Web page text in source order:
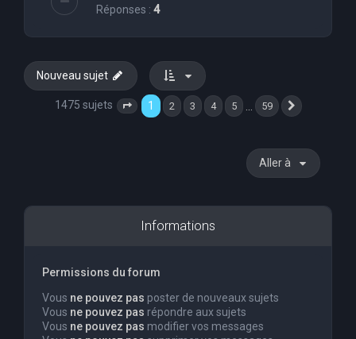
Réponses : 4
Nouveau sujet
1475 sujets Page 1 sur59
1 2 3 4 5 59
Aller à
Informations
Permissions du forum
Vous ne pouvez pas poster de nouveaux sujets
Vous ne pouvez pas répondre aux sujets
Vous ne pouvez pas modifier vos messages